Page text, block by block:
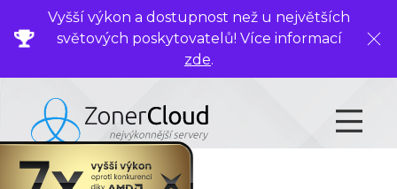
Vyšší výkon a dostupnost než u největších
světových poskytovatelů! Více informací
zde.